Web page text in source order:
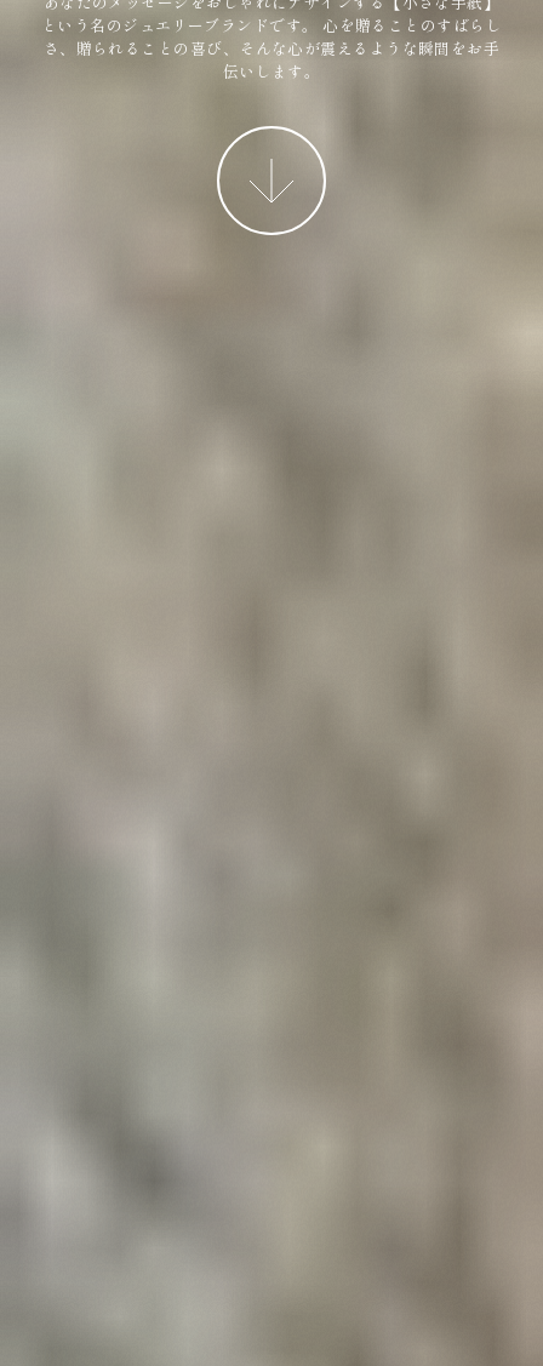
という名のジュエリーブランドです。
心を贈ることのすばらし
さ、贈られることの喜び、そんな心が震えるような瞬間をお手
伝いします。